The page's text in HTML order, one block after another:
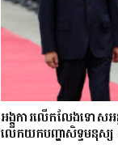
អង្គការលើកលែងទោសអ
លើកយកបញ្ហាសិទ្ធមនុ